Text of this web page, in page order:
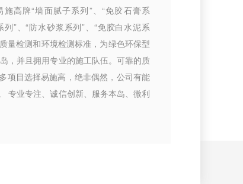
高牌“墙面腻子系列”、“免胶石膏系
”、“防水砂浆系列”、“免胶白水泥系
量检测和环境检测标准，为绿色环保型
，并且拥用专业的施工队伍。可靠的质
项目选择易施高，绝非偶然，公司有能
专业专注、诚信创新、服务本岛、微利